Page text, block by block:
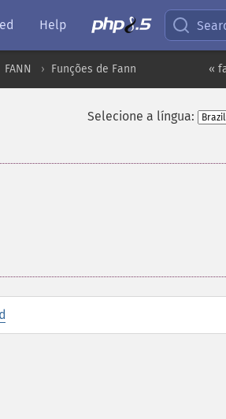
Help
«
FANN Funções de Fann
Selecione a língua: